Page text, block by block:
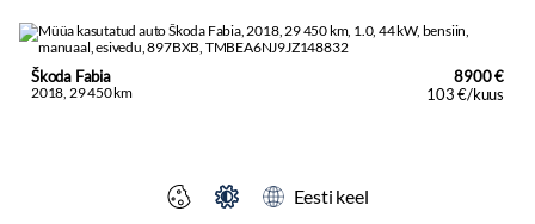
Škoda Fabia
2018, 29 450 km
8900 €
103 €/kuus
Eesti keel